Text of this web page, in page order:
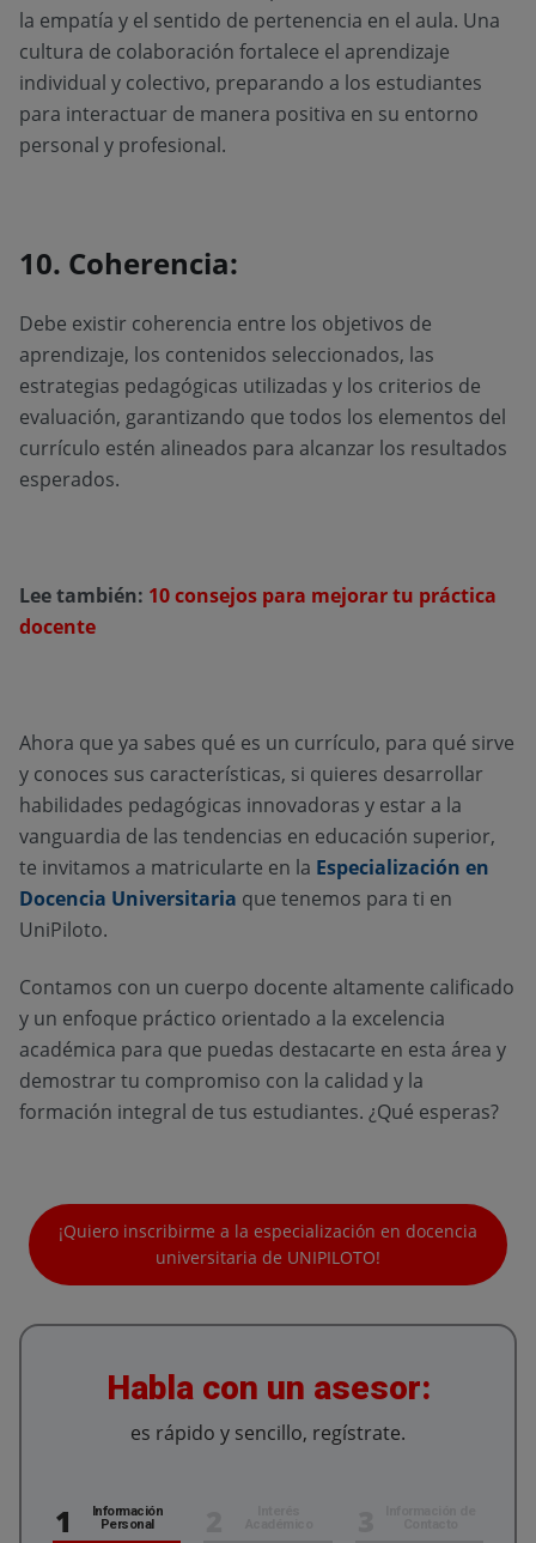
la empatía y el sentido de pertenencia en el aula. Una
cultura de colaboración fortalece el aprendizaje
individual y colectivo, preparando a los estudiantes
para interactuar de manera positiva en su entorno
personal y profesional.
10. Coherencia:
Debe existir coherencia entre los objetivos de
aprendizaje, los contenidos seleccionados, las
estrategias pedagógicas utilizadas y los criterios de
evaluación, garantizando que todos los elementos del
currículo estén alineados para alcanzar los resultados
esperados.
Lee también: 10 consejos para mejorar tu práctica
docente
Ahora que ya sabes qué es un currículo, para qué sirve
y conoces sus características, si quieres desarrollar
habilidades pedagógicas innovadoras y estar a la
vanguardia de las tendencias en educación superior,
te invitamos a matricularte en la Especialización en
Docencia Universitaria que tenemos para ti en
UniPiloto.
Contamos con un cuerpo docente altamente calificado
y un enfoque práctico orientado a la excelencia
académica para que puedas destacarte en esta área y
demostrar tu compromiso con la calidad y la
formación integral de tus estudiantes. ¿Qué esperas?
¡Quiero inscribirme a la especialización en docencia
universitaria de UNIPILOTO!
Habla con un asesor:
es rápido y sencillo, regístrate.
1
Información
Personal